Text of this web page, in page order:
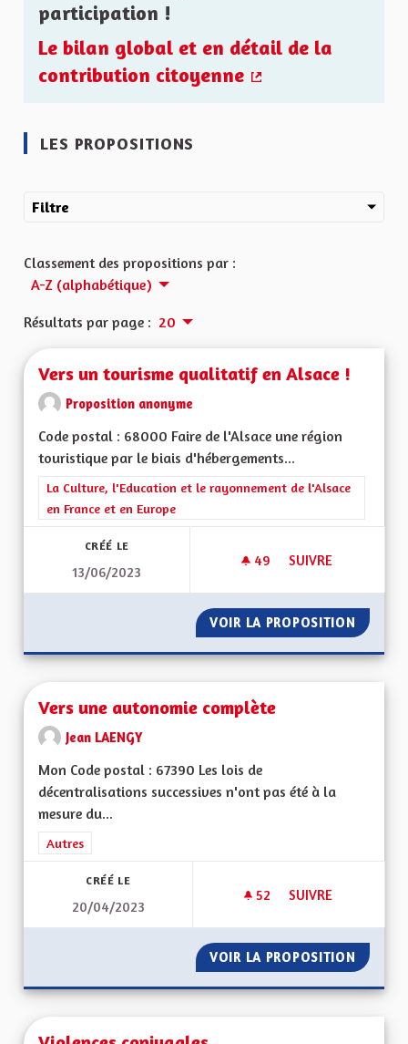
participation !
Le bilan global et en détail de la
contribution citoyenne
LES PROPOSITIONS
Filtre
Classement des propositions par :
A-Z (alphabétique)
Résultats par page : 20
Vers un tourisme qualitatif en Alsace !
Proposition anonyme
Code postal : 68000 Faire de l'Alsace une région
touristique par le biais d'hébergements...
Filtrer les résultats de la catégorie : La Culture, l'Education et
La Culture, l'Education et le rayonnement de l'Alsace
en France et en Europe
CRÉÉ LE
13/06/2023
49 49 ABONNÉS
SUIVRE
VOIR LA PROPOSITION VERS
Vers une autonomie complète
Jean LAENGY
Mon Code postal : 67390 Les lois de
décentralisations successives n'ont pas été à la
mesure du...
Filtrer les résultats de la catégorie : Autres
Autres
CRÉÉ LE
20/04/2023
52 52 ABONNÉS
SUIVRE
VOIR LA PROPOSITION VERS